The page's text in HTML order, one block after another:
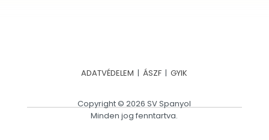
ADATVÉDELEM | ÁSZF |GYIK
Copyright © 2026 SV Spanyol
Minden jog fenntartva.